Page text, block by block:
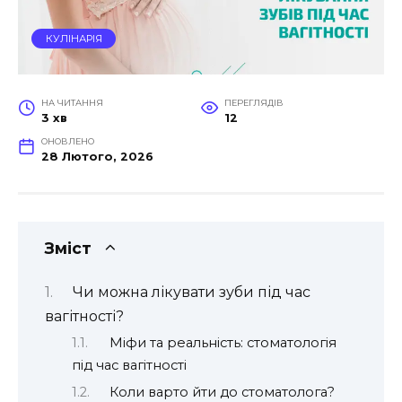
КУЛІНАРІЯ
НА ЧИТАННЯ
3 хв
ПЕРЕГЛЯДІВ
12
ОНОВЛЕНО
28 Лютого, 2026
Зміст
Чи можна лікувати зуби під час
вагітності?
Міфи та реальність: стоматологія
під час вагітності
Коли варто йти до стоматолога?